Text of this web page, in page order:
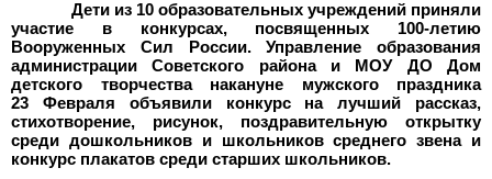
Дети из 10 образовательных учреждений приняли
участие в конкурсах, посвященных 100-летию
Вооруженных Сил России. Управление образования
администрации Советского района и МОУ ДО Дом
детского творчества накануне мужского праздника
23
Февраля объявили конкурс на лучший рассказ,
стихотворение, рисунок, поздравительную открытку
среди дошкольников и школьников среднего звена и
конкурс плакатов среди старших школьников.